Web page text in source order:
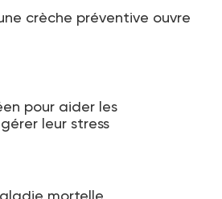
crèche préventive ouvre
pour aider les
leur stress
mortelle